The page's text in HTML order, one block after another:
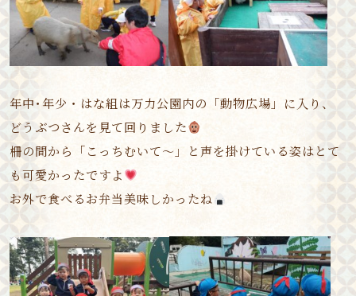
年中･年少・はな組は万力公園内の「動物広場」に入り、
どうぶつさんを見て回りました
柵の間から「こっちむいて～」と声を掛けている姿はとて
も可愛かったですよ
お外で食べるお弁当美味しかったね